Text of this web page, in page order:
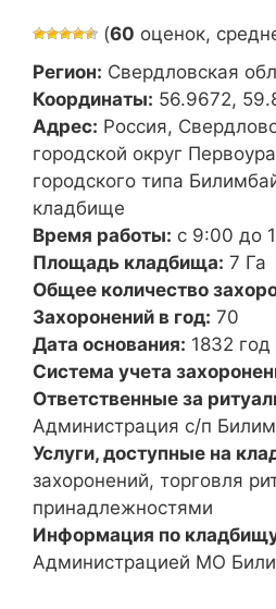
(60 оценок,
Регион: Свердловская
Координаты: 56.9672,
Адрес: Россия,
городской округ
городского типа
кладбище
Время работы: с 9:00 до
Площадь кладбища: 7 Га
Общее количество
Захоронений в год: 70
Дата основания: 1832 год
Система учета
Ответственные за
Администрация с/п
Услуги, доступные на
захоронений, торговля
принадлежностями
Информация по
Администрацией МО